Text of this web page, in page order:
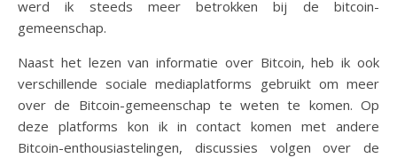
werd ik steeds meer betrokken bij de bitcoin-
gemeenschap.
Naast het lezen van informatie over Bitcoin, heb ik ook
verschillende sociale mediaplatforms gebruikt om meer
over de Bitcoin-gemeenschap te weten te komen. Op
deze platforms kon ik in contact komen met andere
Bitcoin-enthousiastelingen, discussies volgen over de